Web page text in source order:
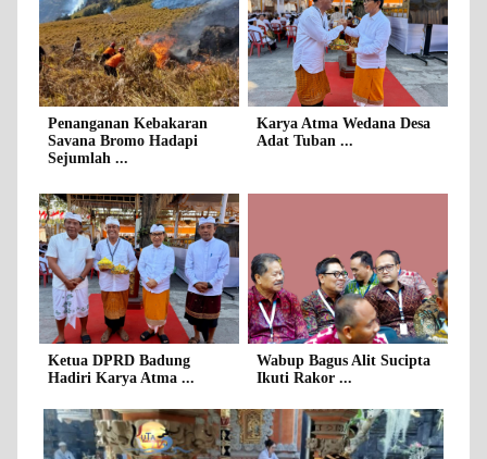
Penanganan Kebakaran
Savana Bromo Hadapi
Sejumlah ...
Karya Atma Wedana Desa
Adat Tuban ...
Ketua DPRD Badung
Hadiri Karya Atma ...
Wabup Bagus Alit Sucipta
Ikuti Rakor ...